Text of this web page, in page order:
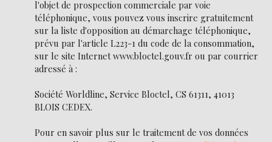
l'objet de prospection commerciale par voie
téléphonique, vous pouvez vous inscrire gratuitement
sur la liste d'opposition au démarchage téléphonique,
prévu par l'article L223-1 du code de la consommation,
sur le site Internet www.bloctel.gouv.fr ou par courrier
adressé à :
Société Worldline, Service Bloctel, CS 61311, 41013
BLOIS CEDEX.
Pour en savoir plus sur le traitement de vos données